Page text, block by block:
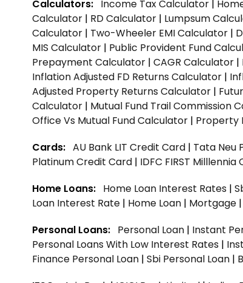
Calculators: Income Tax Calculator |
Calculator | RD Calculator | Lumpsum
Calculator | Two-Wheeler EMI Calculator |
MIS Calculator | Public Provident Fund
Prepayment Calculator | CAGR Calculator |
Inflation Adjusted FD Returns Calculator |
Adjusted Property Returns Calculator |
Calculator | Mutual Fund Trail Commission
Office Vs Mutual Fund Calculator | Property
Cards: AU Bank LIT Credit Card | Tata Neu
Platinum Credit Card | IDFC FIRST
Home Loans: Home Loan Interest Rates |
Loan Interest Rate | Home Loan | Mortgage |
Personal Loans: Personal Loan | Instant
Personal Loans With Low Interest Rates |
Finance Personal Loan | Sbi Personal Loan |